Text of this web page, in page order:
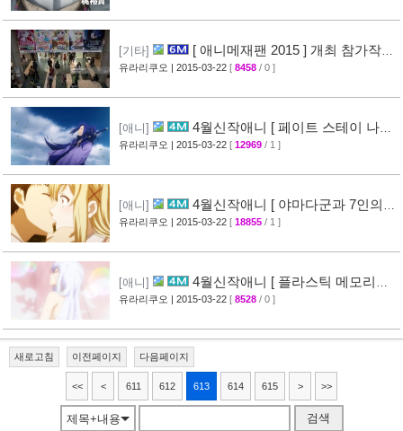
[기타]
[ 애니메재팬 2015 ] 개최 참가작품
스테이지 정보 ( Anime Japan 2015 )
유라리쿠오 | 2015-03-22 [ 8458 / 0 ]
[애니]
4월신작애니 [ 페이트 스테이 나이
트 UBW ] PV 영상 공개 (Unlimited Blade
유라리쿠오 | 2015-03-22 [ 12969 / 1 ]
[애니]
4월신작애니 [ 야마다군과 7인의
마녀 ] PV 영상 공개 [33]
유라리쿠오 | 2015-03-22 [ 18855 / 1 ]
[애니]
4월신작애니 [ 플라스틱 메모리즈 ]
2차 PV 영상 공개
[19]
유라리쿠오 | 2015-03-22 [ 8528 / 0 ]
새로고침 이전페이지 다음페이지
<< < 611 612 613 614 615 > >>
제목+내용 검색